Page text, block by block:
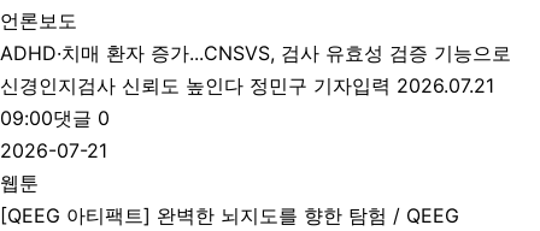
언론보도
ADHD·치매 환자 증가...CNSVS, 검사 유효성 검증 기능으로
신경인지검사 신뢰도 높인다 정민구 기자입력 2026.07.21
09:00댓글 0
2026-07-21
웹툰
[QEEG 아티팩트] 완벽한 뇌지도를 향한 탐험 / QEEG